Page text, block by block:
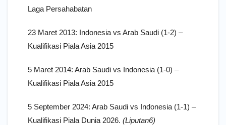
Laga Persahabatan
23 Maret 2013: Indonesia vs Arab Saudi (1-2) –
Kualifikasi Piala Asia 2015
5 Maret 2014: Arab Saudi vs Indonesia (1-0) –
Kualifikasi Piala Asia 2015
5 September 2024: Arab Saudi vs Indonesia (1-1) –
Kualifikasi Piala Dunia 2026. (Liputan6)